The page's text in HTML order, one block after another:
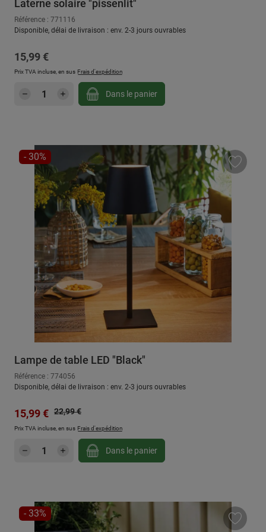
Laterne solaire "pissenlit"
Référence : 771116
Disponible, délai de livraison : env. 2-3 jours ouvrables
Prix régulier :
15,99 €
Prix TVA incluse, en sus Frais d'expédition
Quantité de produit : Entrez la quantité
Dans le panier
RÉDUCTION
- 30%
Lampe de table LED "Black"
Référence : 774056
Disponible, délai de livraison : env. 2-3 jours ouvrables
Prix de vente :
15,99 € Prix régulier :
22,99 €
Prix TVA incluse, en sus Frais d'expédition
Quantité de produit : Entrez la quantité
Dans le panier
RÉDUCTION
- 33%